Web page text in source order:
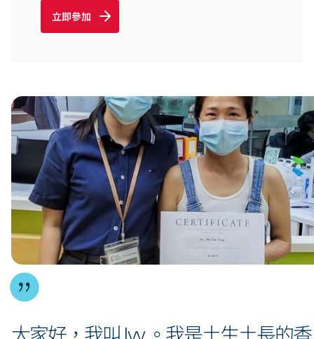
立即參加
大家好，我叫 Ivy 。我是土生土長的香